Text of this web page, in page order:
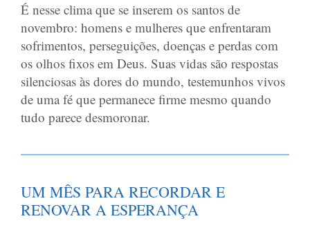
É nesse clima que se inserem os santos de
novembro: homens e mulheres que enfrentaram
sofrimentos, perseguições, doenças e perdas com
os olhos fixos em Deus. Suas vidas são respostas
silenciosas às dores do mundo, testemunhos vivos
de uma fé que permanece firme mesmo quando
tudo parece desmoronar.
UM MÊS PARA RECORDAR E
RENOVAR A ESPERANÇA